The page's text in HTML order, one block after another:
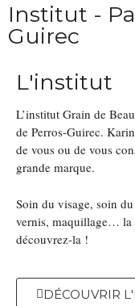
Institut -
Guirec
L'institut
L’institut Grain de
de Perros-Guirec.
de vous ou de vous
grande marque.
Soin du visage, soin
vernis, maquillage… la
découvrez-la !
DÉCOUVRIR